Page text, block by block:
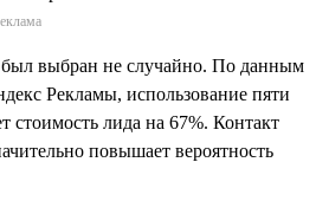
выбран не случайно. По данным
Рекламы, использование пяти
стоимость лида на 67%. Контакт
повышает вероятность